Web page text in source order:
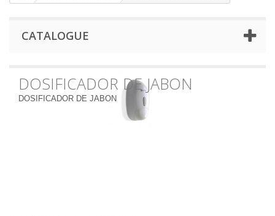
CATALOGUE
DOSIFICADOR DE JABON
DOSIFICADOR DE JABON